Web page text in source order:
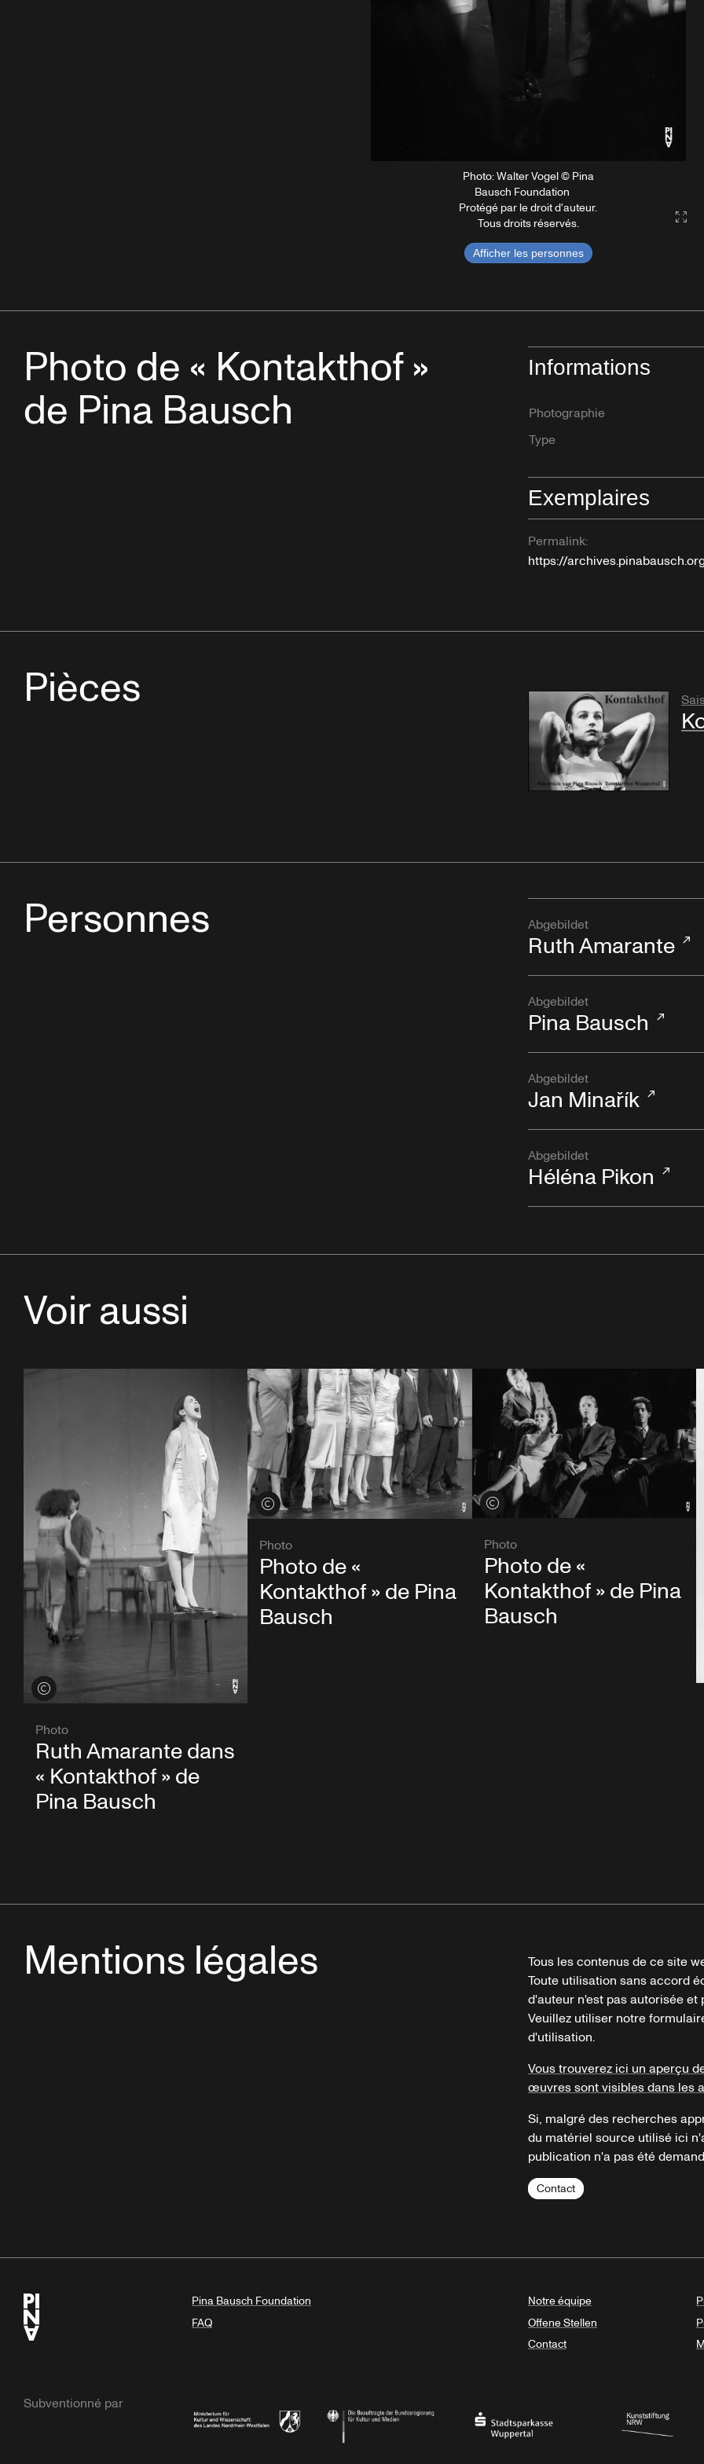
Photo: Walter Vogel © Pina
Bausch Foundation
Protégé par le droit d'auteur.
Tous droits réservés.
Afficher les personnes
Photo de « Kontakthof »
de Pina Bausch
Informations
Photographie
Type
Exemplaires
Permalink:
https://
Pièces
Personnes Abgebildet
Ruth Amarante
Abgebildet
Pina Bausch
Abgebildet
Jan Minařík
Abgebildet
Héléna Pikon
Voir aussi
Voir les crédits
Photo
Ruth Amarante dans
« Kontakthof » de
Pina Bausch
Voir les crédits
Photo
Photo de «
Kontakthof » de Pina
Bausch
Voir les crédits
Photo
Photo de «
Kontakthof » de Pina
Bausch
Mentions légales
Tous les contenus de ce site
Toute utilisation sans accord
d'auteur n'est pas autorisée
Veuillez utiliser notre
d'utilisation.
Vous trouverez ici un aperçu
œuvres sont visibles dans les
Si, malgré des recherches
du matériel source utilisé ici
publication n'a pas été
Contact
Pina Bausch Foundation
FAQ
Notre équipe
Offene Stellen
Contact
Subventionné par